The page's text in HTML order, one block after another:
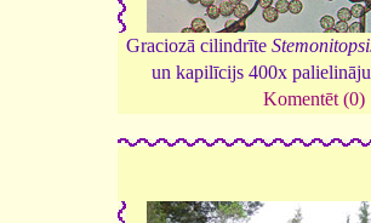
Graciozā cilindrīte
un kapilīcijs 400x
Komentēt (0)